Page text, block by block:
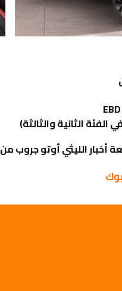
الثانية والثالثة)
أخبار الليثي أوتو جروب من